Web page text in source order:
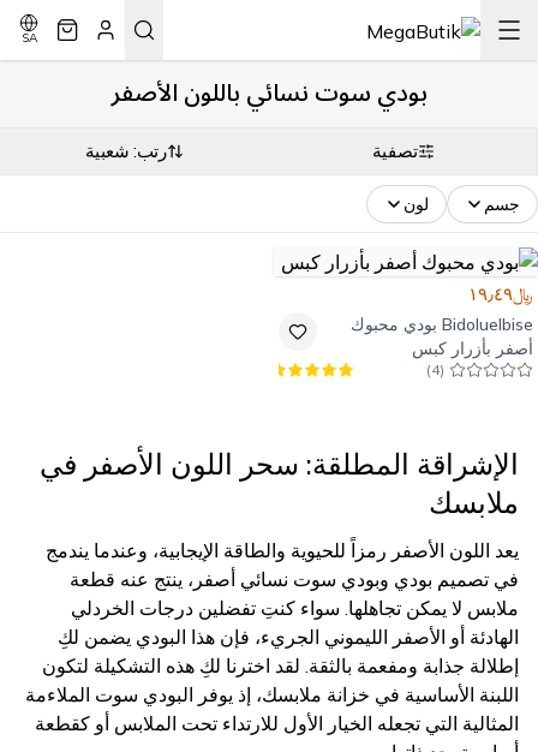
SA
بودي سوت نسائي باللون الأصفر
تصفية رتب: شعبية
جسم لون
﷼١٩٫٤٩
Bidoluelbise بودي محبوك
أصفر بأزرار كبس
(
4
)
الإشراقة المطلقة: سحر اللون الأصفر في
ملابسك
يعد اللون الأصفر رمزاً للحيوية والطاقة الإيجابية، وعندما يندمج
في تصميم بودي وبودي سوت نسائي أصفر، ينتج عنه قطعة
ملابس لا يمكن تجاهلها. سواء كنتِ تفضلين درجات الخردلي
الهادئة أو الأصفر الليموني الجريء، فإن هذا البودي يضمن لكِ
إطلالة جذابة ومفعمة بالثقة. لقد اخترنا لكِ هذه التشكيلة لتكون
اللبنة الأساسية في خزانة ملابسك، إذ يوفر البودي سوت الملاءمة
المثالية التي تجعله الخيار الأول للارتداء تحت الملابس أو كقطعة